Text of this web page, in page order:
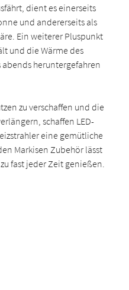
dient es einerseits
und andererseits als
Ein weiterer Pluspunkt
und die Wärme des
abends heruntergefahren
zu verschaffen und die
schaffen LED-
eine gemütliche
Markisen Zubehör lässt
fast jeder Zeit genießen.